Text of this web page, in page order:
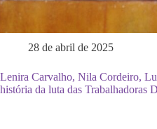
28 de abril de 2025
Lenira Carvalho, Nila Cordeiro,
história da luta das Trabalhadoras